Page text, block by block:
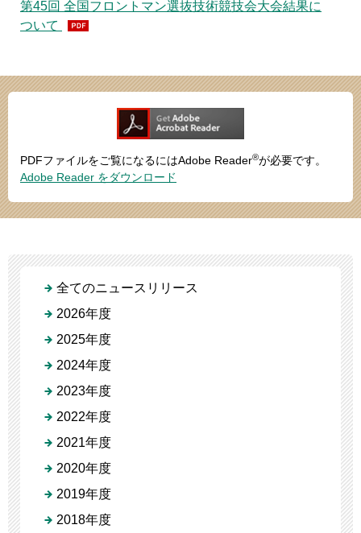
第45回 全国フロントマン選抜技術競技会大会結果に
ついて
PDFファイルをご覧になるにはAdobe Reader®が必要です。
Adobe Reader をダウンロード
全てのニュースリリース
2026年度
2025年度
2024年度
2023年度
2022年度
2021年度
2020年度
2019年度
2018年度